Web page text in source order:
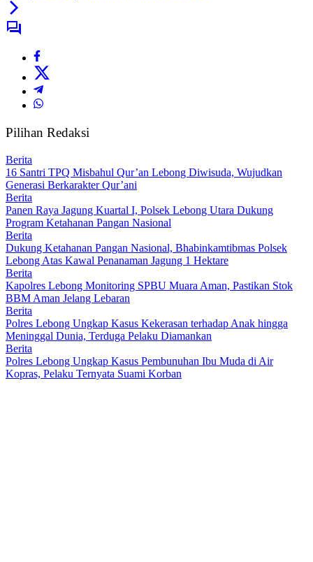
Pilihan Redaksi
Berita
16 Santri TPQ Misbahul Qur’an Lebong Diwisuda, Wujudkan
Generasi Berkarakter Qur’ani
Berita
Panen Raya Jagung Kuartal I, Polsek Lebong Utara Dukung
Program Ketahanan Pangan Nasional
Berita
Dukung Ketahanan Pangan Nasional, Bhabinkamtibmas Polsek
Lebong Atas Kawal Penanaman Jagung 1 Hektare
Berita
Kapolres Lebong Monitoring SPBU Muara Aman, Pastikan Stok
BBM Aman Jelang Lebaran
Berita
Polres Lebong Ungkap Kasus Kekerasan terhadap Anak hingga
Meninggal Dunia, Terduga Pelaku Diamankan
Berita
Polres Lebong Ungkap Kasus Pembunuhan Ibu Muda di Air
Kopras, Pelaku Ternyata Suami Korban